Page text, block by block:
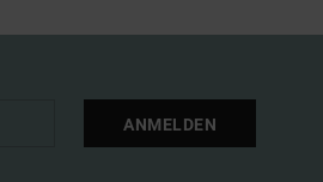
ANMELDEN